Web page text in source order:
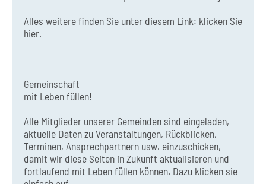
Alles weitere finden Sie unter diesem Link: klicken Sie
hier.
Gemeinschaft
mit Leben füllen!
Alle Mitglieder unserer Gemeinden sind eingeladen,
aktuelle Daten zu Veranstaltungen, Rückblicken,
Terminen, Ansprechpartnern usw. einzuschicken,
damit wir diese Seiten in Zukunft aktualisieren und
fortlaufend mit Leben füllen können. Dazu klicken sie